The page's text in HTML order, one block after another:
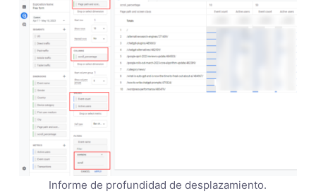
Informe de profundidad de desplazamiento.